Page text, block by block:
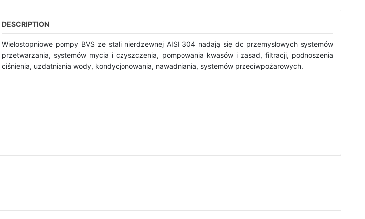
DESCRIPTION
Wielostopniowe pompy BVS ze stali nierdzewnej AISI 304 nadają się do przemysłowych systemów
przetwarzania, systemów mycia i czyszczenia, pompowania kwasów i zasad, filtracji, podnoszenia
ciśnienia, uzdatniania wody, kondycjonowania, nawadniania, systemów przeciwpożarowych.